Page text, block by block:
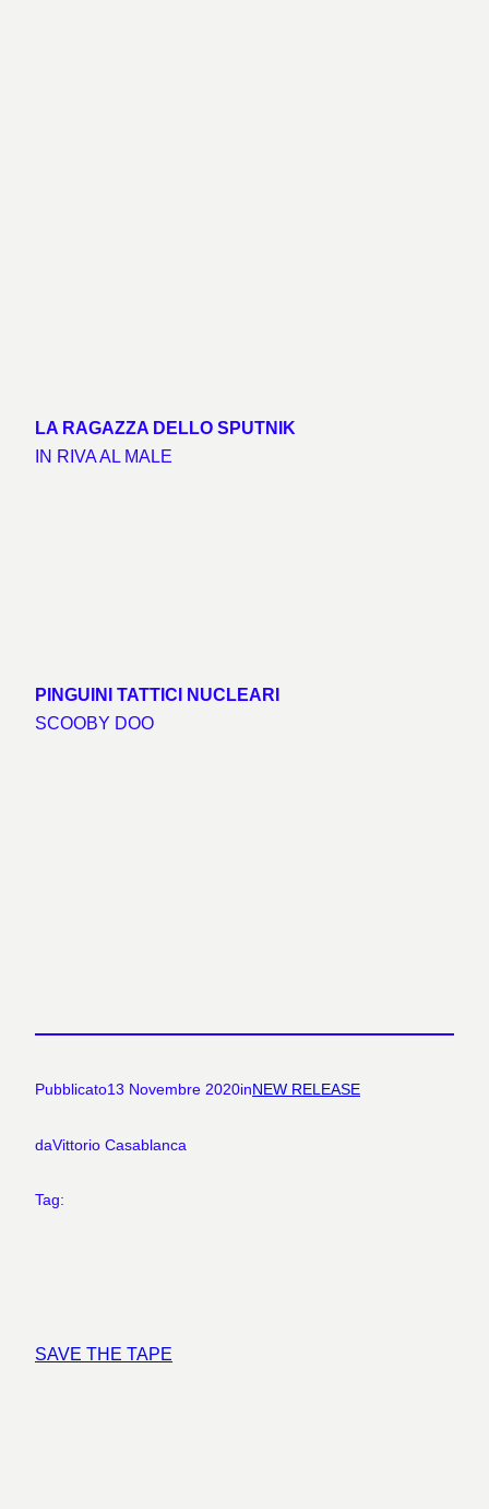
LA RAGAZZA DELLO SPUTNIK
IN RIVA AL MALE
PINGUINI TATTICI NUCLEARI
SCOOBY DOO
Pubblicato13 Novembre 2020inNEW RELEASE
daVittorio Casablanca
Tag:
SAVE THE TAPE